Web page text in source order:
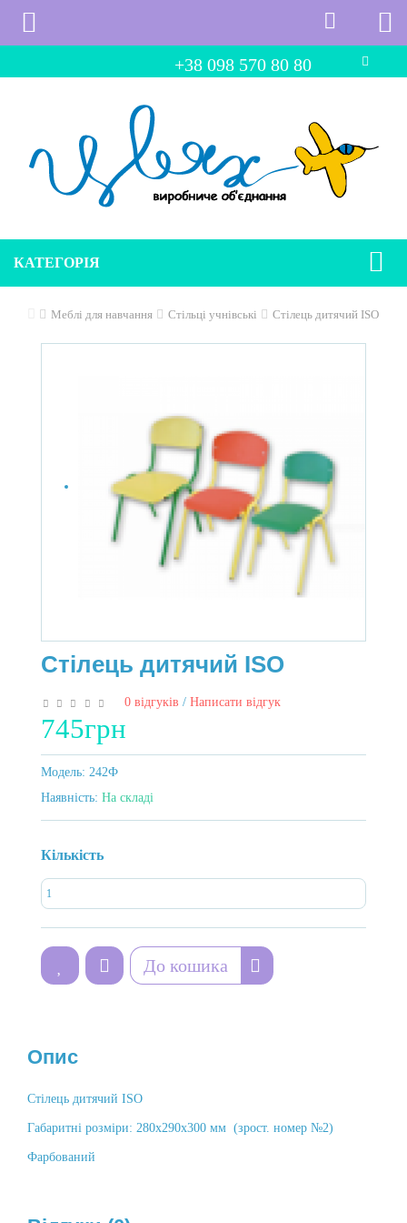
+38 098 570 80 80
КАТЕГОРІЯ
Меблі для навчання Стільці учнівські Стілець дитячий ISO
Стілець дитячий ISO
0 відгуків / Написати відгук
745грн
Модель: 242Ф
Наявність: На складі
Кількість
До кошика
Опис
Стілець дитячий ISO
Габаритні розміри: 280х290х300 мм (зрост. номер №2)
Фарбований